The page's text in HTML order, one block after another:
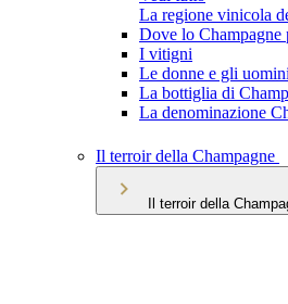
La regione vinicola
Dove lo Champagne
I vitigni
Le donne e gli
La bottiglia di
La denominazione
Il terroir della Champagne
Il terroir della